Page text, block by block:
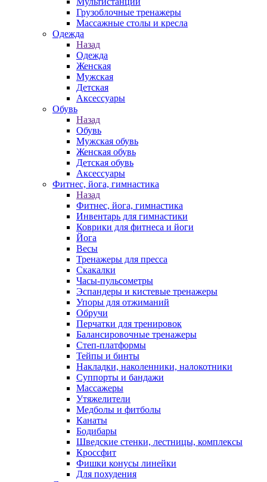
Грузоблочные тренажеры
Массажные столы и кресла
Одежда
Назад
Одежда
Женская
Мужская
Детская
Аксессуары
Обувь
Назад
Обувь
Мужская обувь
Женская обувь
Детская обувь
Аксессуары
Фитнес, йога, гимнастика
Назад
Фитнес, йога, гимнастика
Инвентарь для гимнастики
Коврики для фитнеса и йоги
Йога
Весы
Тренажеры для пресса
Скакалки
Часы-пульсометры
Эспандеры и кистевые тренажеры
Упоры для отжиманий
Обручи
Перчатки для тренировок
Балансировочные тренажеры
Степ-платформы
Тейпы и бинты
Накладки, наколенники, налокотники
Суппорты и бандажи
Массажеры
Утяжелители
Медболы и фитболы
Канаты
Бодибары
Шведские стенки, лестницы, комплексы
Кроссфит
Фишки конусы линейки
Для похудения